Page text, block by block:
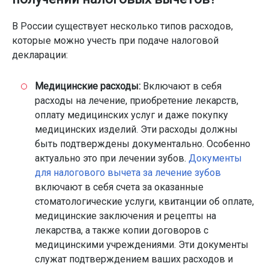
В России существует несколько типов расходов,
которые можно учесть при подаче налоговой
декларации:
Медицинские расходы: Включают в себя
расходы на лечение, приобретение лекарств,
оплату медицинских услуг и даже покупку
медицинских изделий. Эти расходы должны
быть подтверждены документально. Особенно
актуально это при лечении зубов. Документы
для налогового вычета за лечение зубов
включают в себя счета за оказанные
стоматологические услуги, квитанции об оплате,
медицинские заключения и рецепты на
лекарства, а также копии договоров с
медицинскими учреждениями. Эти документы
служат подтверждением ваших расходов и